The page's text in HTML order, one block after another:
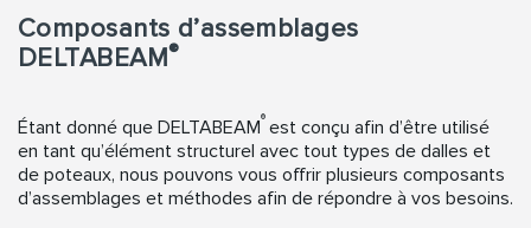
Composants d’assemblages
DELTABEAM®
Étant donné que DELTABEAM® est conçu afin d’être utilisé
en tant qu’élément structurel avec tout types de dalles et
de poteaux, nous pouvons vous offrir plusieurs composants
d’assemblages et méthodes afin de répondre à vos besoins.